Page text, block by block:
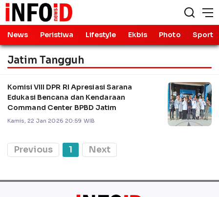
News Peristiwa Lifestyle Ekbis Photo Sport
Jatim Tangguh
Komisi VIII DPR RI Apresiasi Sarana
Edukasi Bencana dan Kendaraan
Command Center BPBD Jatim
Kamis, 22 Jan 2026 20:59 WIB
Previous 1 Next